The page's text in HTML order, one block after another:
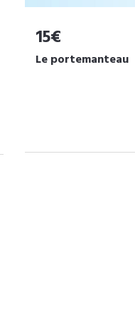
15€
Le portemanteau